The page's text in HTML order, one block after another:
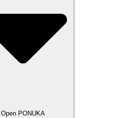
Open PONUKA